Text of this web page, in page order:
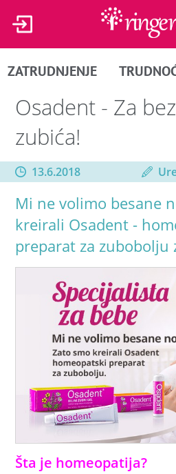
ZATRUDNJENJE
Osadent - Za
zubića!
13.6.2018
Mi ne volimo besane
kreirali Osadent -
preparat za zubobolju
Šta je homeopatija?